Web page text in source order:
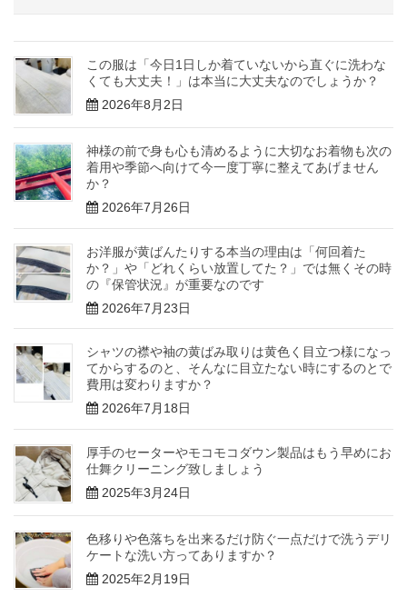
この服は「今日1日しか着ていないから直ぐに洗わな
くても大丈夫！」は本当に大丈夫なのでしょうか？
2026年8月2日
神様の前で身も心も清めるように大切なお着物も次の
着用や季節へ向けて今一度丁寧に整えてあげません
か？
2026年7月26日
お洋服が黄ばんたりする本当の理由は「何回着た
か？」や「どれくらい放置してた？」では無くその時
の『保管状況』が重要なのです
2026年7月23日
シャツの襟や袖の黄ばみ取りは黄色く目立つ様になっ
てからするのと、そんなに目立たない時にするのとで
費用は変わりますか？
2026年7月18日
厚手のセーターやモコモコダウン製品はもう早めにお
仕舞クリーニング致しましょう
2025年3月24日
色移りや色落ちを出来るだけ防ぐ一点だけで洗うデリ
ケートな洗い方ってありますか？
2025年2月19日